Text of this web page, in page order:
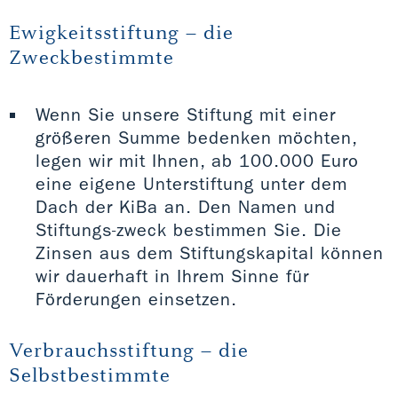
Ewigkeitsstiftung – die
Zweckbestimmte
Wenn Sie unsere Stiftung mit einer
größeren Summe bedenken möchten,
legen wir mit Ihnen, ab 100.000 Euro
eine eigene Unterstiftung unter dem
Dach der KiBa an. Den Namen und
Stiftungs-zweck bestimmen Sie. Die
Zinsen aus dem Stiftungskapital können
wir dauerhaft in Ihrem Sinne für
Förderungen einsetzen.
Verbrauchsstiftung – die
Selbstbestimmte